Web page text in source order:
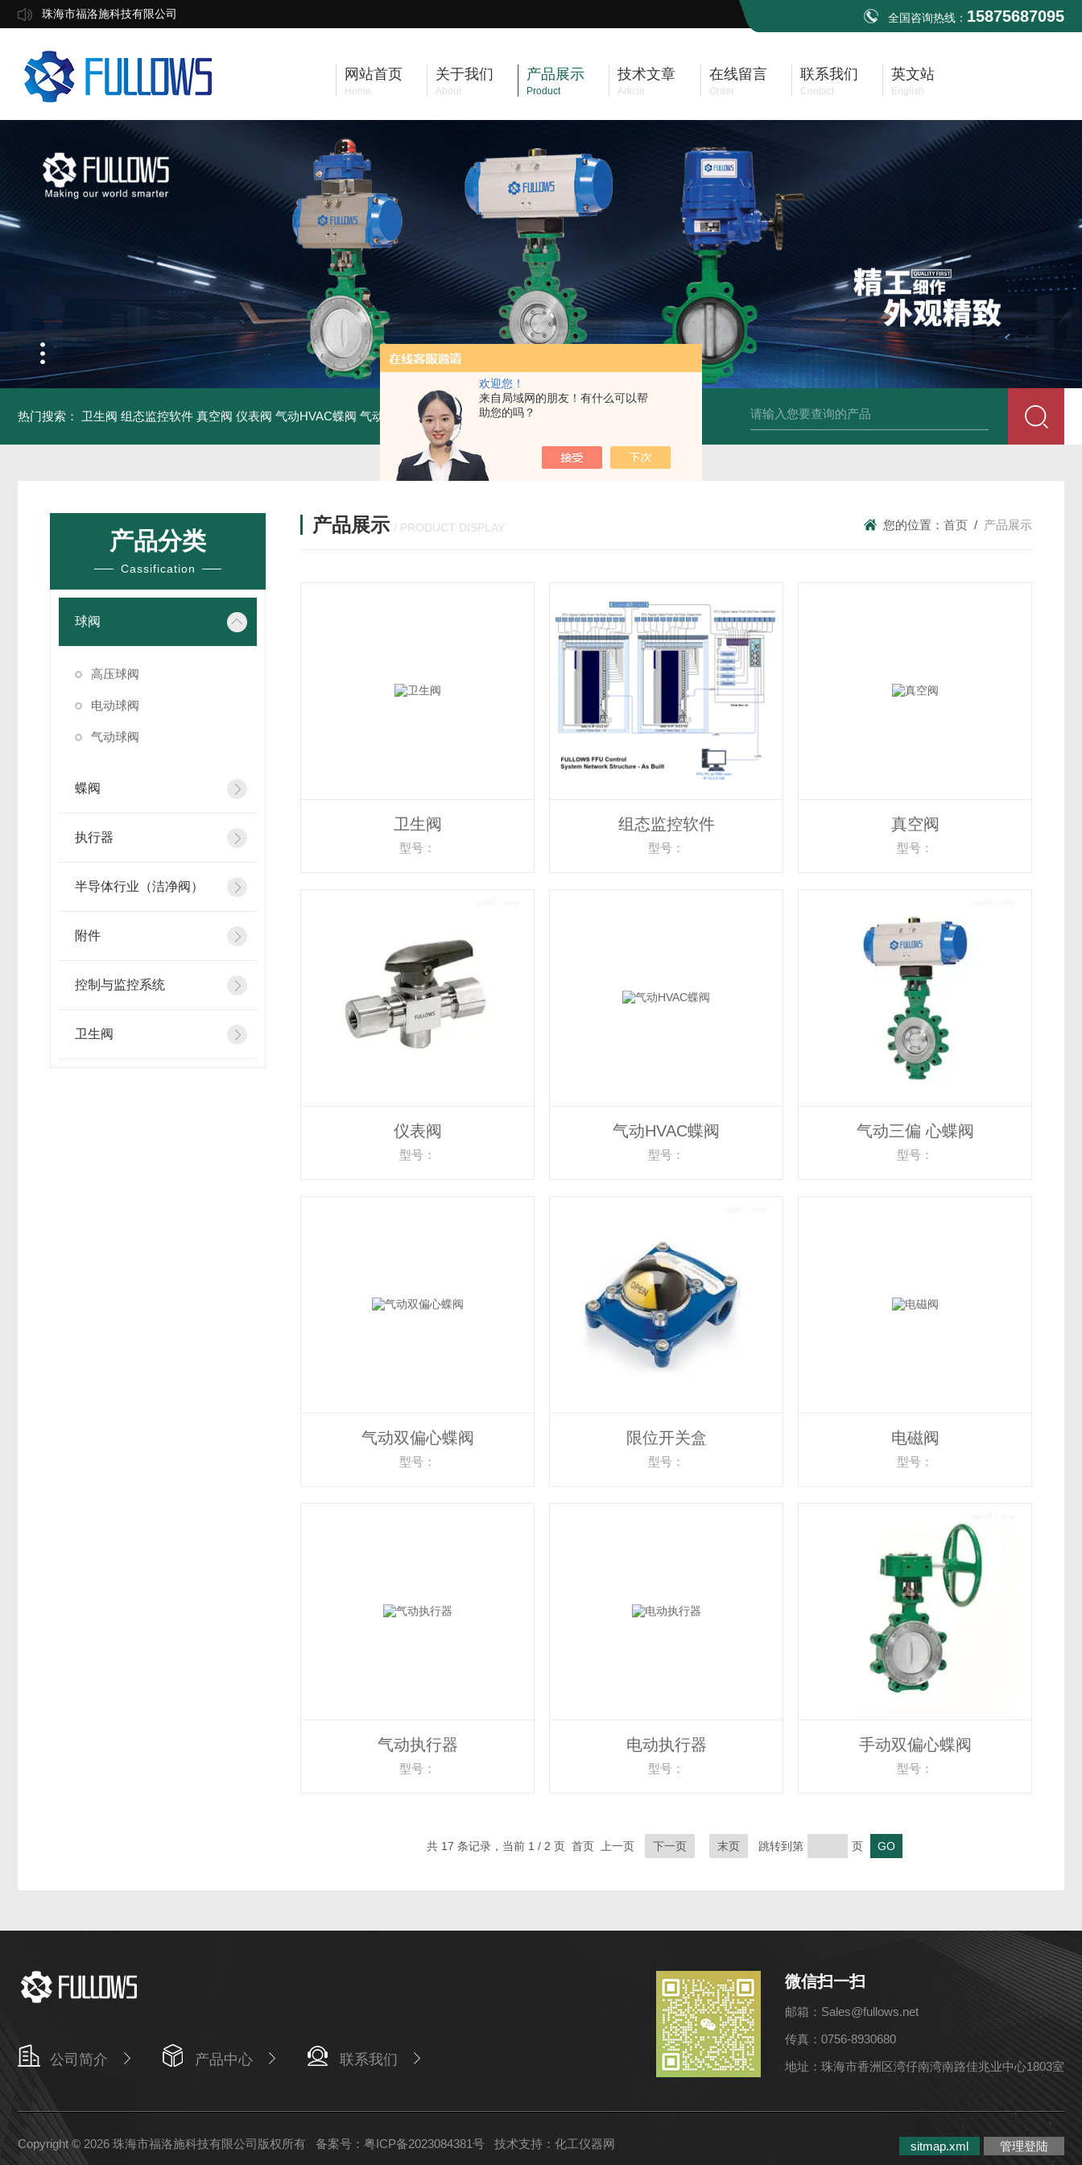
欢迎您！
来自局域网的朋友！有什么可以帮
助您的吗？
珠海市福洛施科技有限公司 全国咨询热线： 15875687095
网站首页
Home
关于我们
About
产品展示
Product
技术文章
Article
在线留言
Order
联系我们
Contact
英文站
English
热门搜索： 卫生阀 组态监控软件 真空阀 仪表阀 气动HVAC蝶阀 气动三偏 心蝶阀 气动双偏心蝶阀 电动执行器 手动双偏心蝶阀 手动三偏心蝶阀 手动HVAC蝶阀 电动球阀
产品分类
Cassification
球阀
高压球阀
电动球阀
气动球阀
蝶阀
执行器
半导体行业（洁净阀）
附件
控制与监控系统
卫生阀
产品展示 / PRODUCT DISPLAY 您的位置： 首页 / 产品展示
卫生阀
型号：
组态监控软件
型号：
真空阀
型号：
仪表阀
型号：
气动HVAC蝶阀
型号：
气动三偏 心蝶阀
型号：
气动双偏心蝶阀
型号：
限位开关盒
型号：
电磁阀
型号：
气动执行器
型号：
电动执行器
型号：
手动双偏心蝶阀
型号：
共 17 条记录，当前 1 / 2 页 首页 上一页 下一页 末页 跳转到第 页
公司简介 产品中心 联系我们
微信扫一扫
邮箱：Sales@fullows.net
传真：0756-8930680
地址：珠海市香洲区湾仔南湾南路佳兆业中心1803室
Copyright © 2026 珠海市福洛施科技有限公司版权所有 备案号：粤ICP备2023084381号 技术支持： 化工仪器网 sitmap.xml 管理登陆